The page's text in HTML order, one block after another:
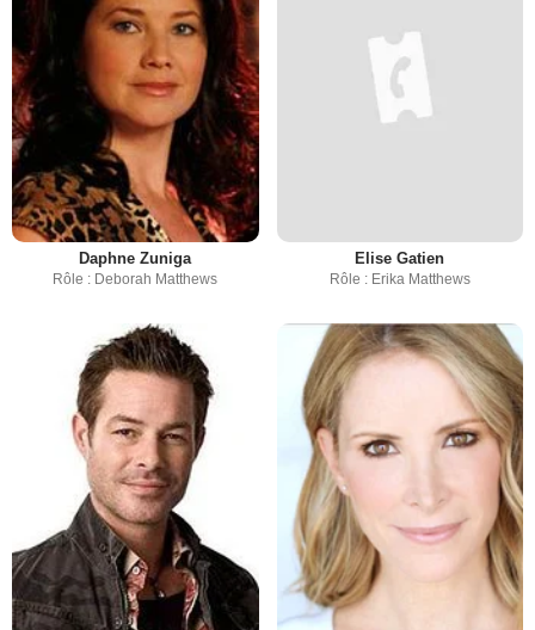
Daphne Zuniga
Rôle : Deborah Matthews
Elise Gatien
Rôle : Erika Matthews